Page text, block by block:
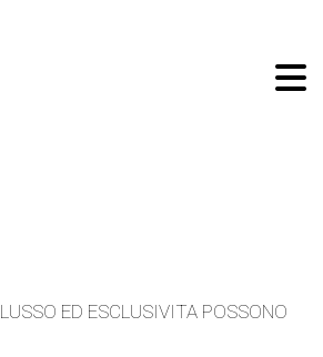
LUSSO ED ESCLUSIVITA POSSONO